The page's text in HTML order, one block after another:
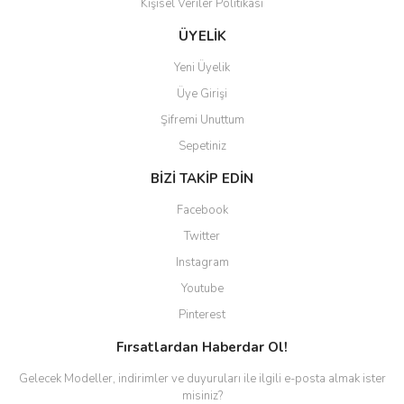
Gönder
Kişisel Veriler Politikası
ÜYELİK
Yeni Üyelik
Üye Girişi
Şifremi Unuttum
Sepetiniz
BİZİ TAKİP EDİN
Facebook
Twitter
Instagram
Youtube
Pinterest
Fırsatlardan Haberdar Ol!
Gelecek Modeller, indirimler ve duyuruları ile ilgili e-posta almak ister
misiniz?